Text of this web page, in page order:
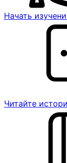
Начать
Читайте